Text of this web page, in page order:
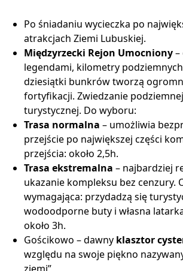
Po śniadaniu wycieczka po
atrakcjach Ziemi Lubuskiej.
Międzyrzecki Rejon Umocniony–
legendami, kilometry
dziesiątki bunkrów tworzą
fortyfikacji. Zwiedzanie
turystycznej. Do wyboru:
Trasa normalna – umożliwia
przejście po największej części
przejścia: około 2,5h.
Trasa ekstremalna – najbardziej
ukazanie kompleksu bez cenzury.
wymagająca: przydadzą się
wodoodporne buty i własna
około 3h.
Gościkowo – dawny klasztor
względu na swoje piękno